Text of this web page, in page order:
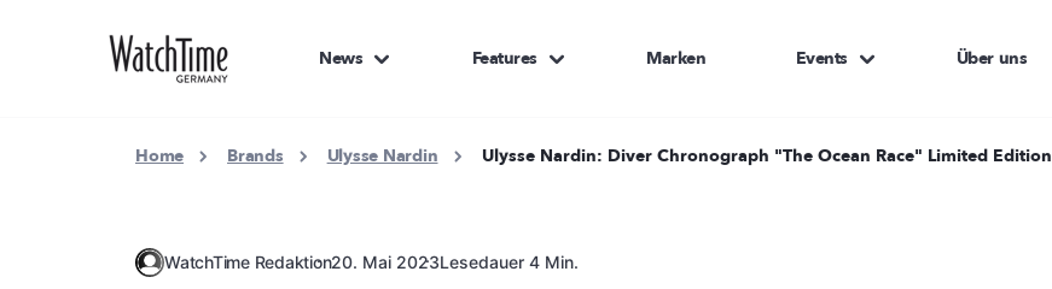
News Features Marken Events Über uns
Home Brands Ulysse Nardin Ulysse Nardin: Diver Chronograph "The Ocean Race" Limited Edition
WatchTime Redaktion20. Mai 2023Lesedauer 4 Min.